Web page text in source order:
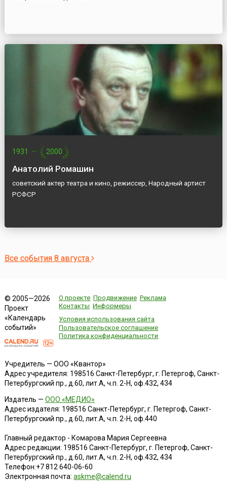
1931 — 2000
Анатолий Ромашин
советский актер театра и кино, режиссер, Народный артист
РСФСР
Все события 8 августа
© 2005—2026
Проект
«Календарь
событий»
О проекте Продвижение Реклама
Контакты Информеры
Условия использования сайта
Пользовательское соглашение
Политика конфиденциальности
Учредитель — ООО «Квантор»
Адрес учредителя: 198516 Санкт-Петербург, г. Петергоф, Санкт-
Петербургский пр., д.60, лит.А, ч.п. 2-Н, оф.432, 434
Издатель — ООО «МЕДИО»
Адрес издателя: 198516 Санкт-Петербург, г. Петергоф, Санкт-
Петербургский пр., д.60, лит.А, ч.п. 2-Н, оф.440
Главный редактор - Комарова Мария Сергеевна
Адрес редакции: 198516 Санкт-Петербург, г. Петергоф, Санкт-
Петербургский пр., д.60, лит.А, ч.п. 2-Н, оф.432, 434
Телефон:+7 812 640-06-60
Электронная почта: askme@calend.ru